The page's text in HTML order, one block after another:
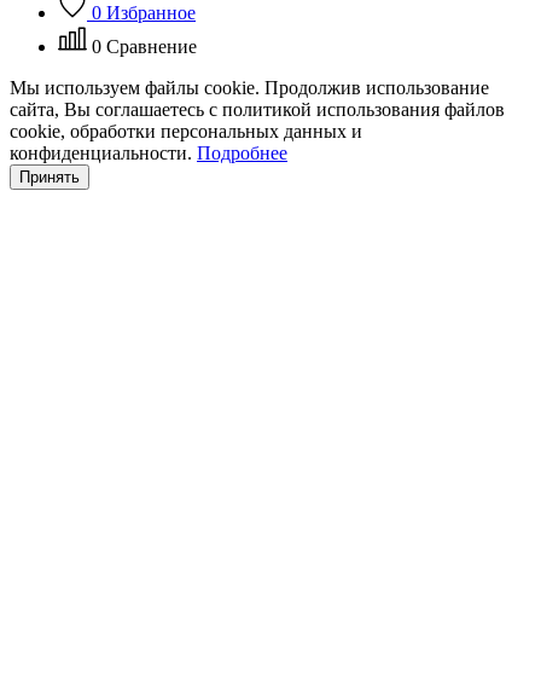
0 Избранное
0 Сравнение
Мы используем файлы cookie. Продолжив использование
сайта, Вы соглашаетесь с политикой использования файлов
cookie, обработки персональных данных и
конфиденциальности. Подробнее
Принять